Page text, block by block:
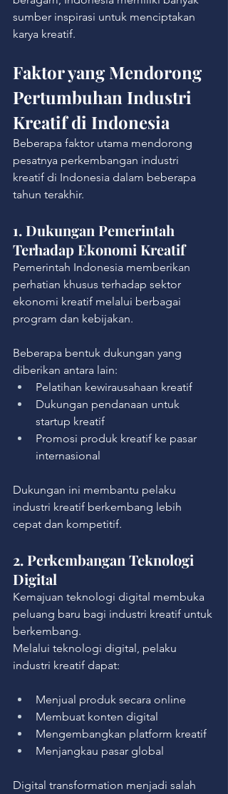
sumber inspirasi untuk menciptakan
karya kreatif.
Faktor yang Mendorong
Pertumbuhan Industri
Kreatif di Indonesia
Beberapa faktor utama mendorong
pesatnya perkembangan industri
kreatif di Indonesia dalam beberapa
tahun terakhir.
1. Dukungan Pemerintah
Terhadap Ekonomi Kreatif
Pemerintah Indonesia memberikan
perhatian khusus terhadap sektor
ekonomi kreatif melalui berbagai
program dan kebijakan.
Beberapa bentuk dukungan yang
diberikan antara lain:
Pelatihan kewirausahaan kreatif
Dukungan pendanaan untuk
startup kreatif
Promosi produk kreatif ke pasar
internasional
Dukungan ini membantu pelaku
industri kreatif berkembang lebih
cepat dan kompetitif.
2. Perkembangan Teknologi
Digital
Kemajuan teknologi digital membuka
peluang baru bagi industri kreatif untuk
berkembang.
Melalui teknologi digital, pelaku
industri kreatif dapat:
Menjual produk secara online
Membuat konten digital
Mengembangkan platform kreatif
Menjangkau pasar global
Digital transformation menjadi salah